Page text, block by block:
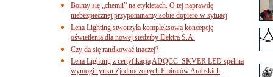
Boimy się „chemii” na etykietach. O tej naprawdę
niebezpiecznej przypominamy sobie dopiero w sytuacj
Lena Lighting stworzyła kompleksową koncepcję
oświetlenia dla nowej siedziby Dektra S.A.
Czy da się randkować inaczej?
Lena Lighting z certyfikacją ADQCC. SKVER LED spełnia
wymogi rynku Zjednoczonych Emiratów Arabskich